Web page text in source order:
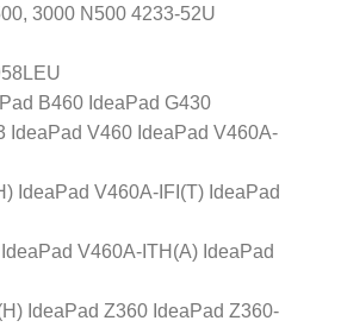
3000 N500 4233-52U
B460 IdeaPad G430
IdeaPad V460 IdeaPad V460A-
IdeaPad V460A-IFI(T) IdeaPad
V460A-ITH(A) IdeaPad
IdeaPad Z360 IdeaPad Z360-